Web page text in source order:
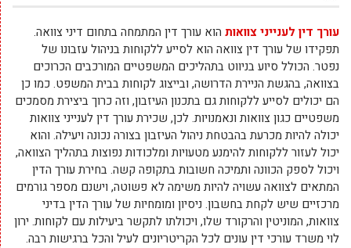
עורך דין לענייני צוואות הוא עורך דין המתמחה בתחום דיני צוואה.
תפקידו של עורך דין צוואה הוא לסייע ללקוחות בניהול עזבונו של
נפטר. הכולל סיוע בניווט בתהליכים המשפטיים המורכבים הכרוכים
בצוואה, בהגשת הניירת הדרושה, ובייצוג לקוחות בבית המשפט. כמו כן
הם יכולים לסייע ללקוחות גם בתכנון העיזבון, וזה כרוך ביצירת מסמכים
משפטיים כגון צוואות ונאמנויות. לכן, שכירת עורך דין לענייני צוואות
יכולה להיות מכרעת בהבטחת ניהול העיזבון בצורה נכונה ויעילה. והוא
יכול לעזור ללקוחות להימנע מטעויות ומלכודות נפוצות בתהליך הצוואה,
ויכול לספק הכוונה ותמיכה חשובות בתקופה קשה. בחירת עורך הדין
המתאים לצוואה עשויה להיות משימה לא פשוטה, וישנם מספר גורמים
מרכזיים שיש לקחת בחשבון. ניסיון ומומחיות של עורך הדין בדיני
צוואות, המוניטין והרקורד שלו, ויכולתו לתקשר ביעילות עם לקוחות. ירון
לוי משרד עורכי דין עונים לכל הקריטריונים לעיל והכל ברגישות רבה.